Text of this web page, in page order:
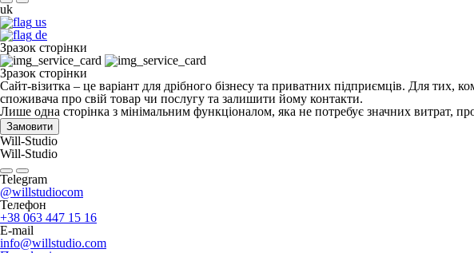
uk
us
de
Зразок сторінки
Зразок сторінки
Сайт-візитка – це варіант для дрібного бізнесу та приватних підприємців. Для тих,
споживача про свій товар чи послугу та залишити йому контакти.
Лише одна сторінка з мінімальним функціоналом, яка не потребує значних витрат,
Замовити
Will-Studio
Will-Studio
Telegram
@willstudiocom
Телефон
+38 063 447 15 16
E-mail
info@willstudio.com